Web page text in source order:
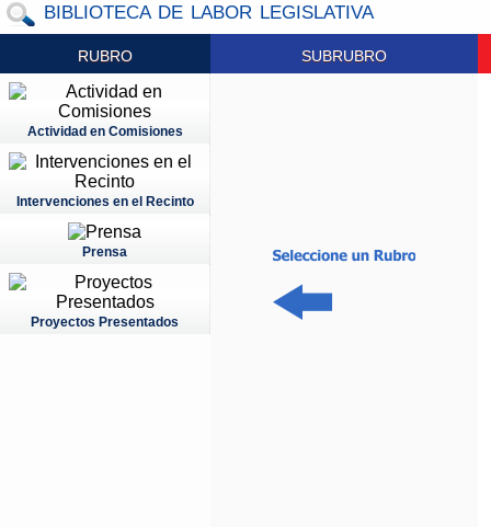
BIBLIOTECA DE LABOR LEGISLATIVA
RUBRO
Actividad en Comisiones
Intervenciones en el Recinto
Prensa
Proyectos Presentados
SUBRUBRO